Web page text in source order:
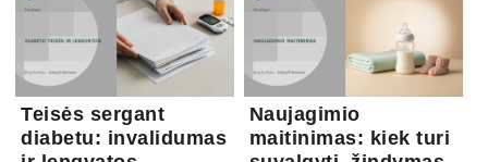
Teisės sergant
diabetu: invalidumas
Naujagimio
maitinimas: kiek turi